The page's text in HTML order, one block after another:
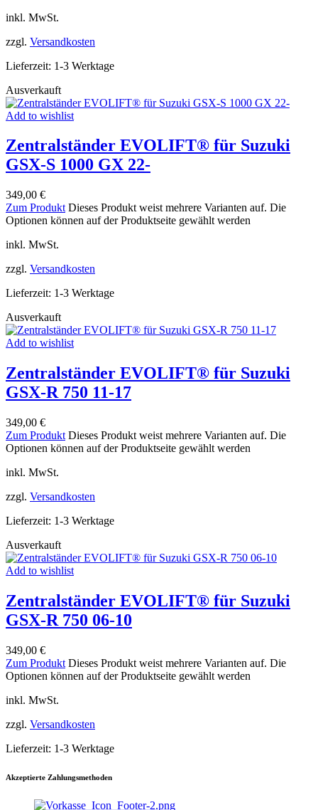
inkl. MwSt.
zzgl. Versandkosten
Lieferzeit: 1-3 Werktage
Ausverkauft
Add to wishlist
Zentralständer EVOLIFT® für Suzuki
GSX-S 1000 GX 22-
349,00 €
Zum Produkt Dieses Produkt weist mehrere Varianten auf. Die
Optionen können auf der Produktseite gewählt werden
inkl. MwSt.
zzgl. Versandkosten
Lieferzeit: 1-3 Werktage
Ausverkauft
Add to wishlist
Zentralständer EVOLIFT® für Suzuki
GSX-R 750 11-17
349,00 €
Zum Produkt Dieses Produkt weist mehrere Varianten auf. Die
Optionen können auf der Produktseite gewählt werden
inkl. MwSt.
zzgl. Versandkosten
Lieferzeit: 1-3 Werktage
Ausverkauft
Add to wishlist
Zentralständer EVOLIFT® für Suzuki
GSX-R 750 06-10
349,00 €
Zum Produkt Dieses Produkt weist mehrere Varianten auf. Die
Optionen können auf der Produktseite gewählt werden
inkl. MwSt.
zzgl. Versandkosten
Lieferzeit: 1-3 Werktage
Akzeptierte Zahlungsmethoden